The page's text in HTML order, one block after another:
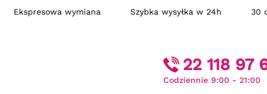
Ekspresowa wymiana Szybka wysyłka w 24h
22 118 97
Codziennie 9:00 - 21:00